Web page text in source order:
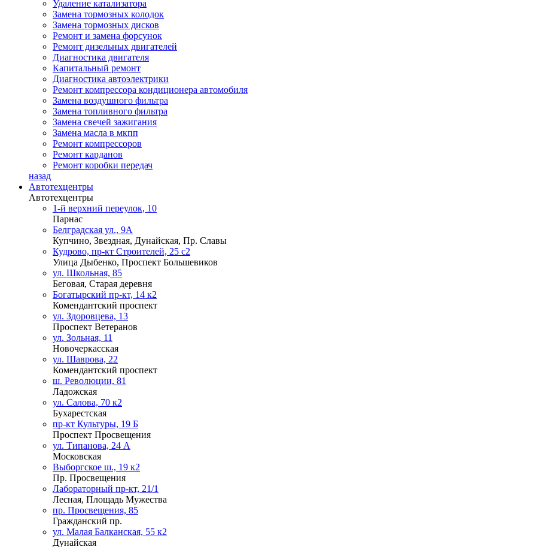
Удаление катализатора
Замена тормозных колодок
Замена тормозных дисков
Ремонт и замена форсунок
Ремонт дизельных двигателей
Диагностика двигателя
Капитальный ремонт
Диагностика автоэлектрики
Ремонт компрессора кондиционера автомобиля
Замена воздушного фильтра
Замена топливного фильтра
Замена свечей зажигания
Замена масла в мкпп
Ремонт компрессоров
Ремонт карданов
Ремонт коробки передач
назад
Автотехцентры
Автотехцентры
1-й верхний переулок, 10
Парнас
Белградская ул., 9А
Купчино, Звездная, Дунайская, Пр. Славы
Кудрово, пр-кт Строителей, 25 с2
Улица Дыбенко, Проспект Большевиков
ул. Школьная, 85
Беговая, Старая деревня
Богатырский пр-кт, 14 к2
Комендантский проспект
ул. Здоровцева, 13
Проспект Ветеранов
ул. Зольная, 11
Новочеркасская
ул. Шаврова, 22
Комендантский проспект
ш. Революции, 81
Ладожская
ул. Салова, 70 к2
Бухарестская
пр-кт Культуры, 19 Б
Проспект Просвещения
ул. Типанова, 24 А
Московская
Выборгское ш., 19 к2
Пр. Просвещения
Лабораторный пр-кт, 21/1
Лесная, Площадь Мужества
пр. Просвещения, 85
Гражданский пр.
ул. Малая Балканская, 55 к2
Дунайская